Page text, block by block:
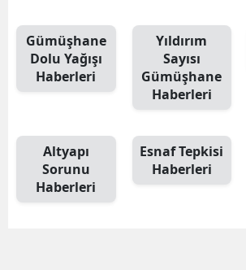
Kırklareli
Kocaeli
Konya
Gümüşhane
Dolu Yağışı
Haberleri
Yıldırım
Sayısı
Gümüşhane
Haberleri
Altyapı
Sorunu
Haberleri
Esnaf Tepkisi
Haberleri